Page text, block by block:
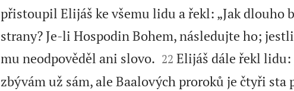
přistoupil Elijáš ke všemu lidu a řekl: „Jak dlouho
strany? Je-li Hospodin Bohem, následujte ho;
mu neodpověděl ani slovo.
22 Elijáš dále řekl lidu:
zbývám už sám, ale Baalových proroků je čtyři sta